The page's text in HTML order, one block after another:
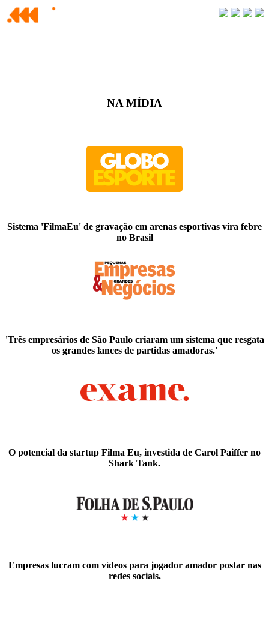
NA MÍDIA
Sistema 'FilmaEu' de gravação em arenas esportivas vira febre
no Brasil
'Três empresários de São Paulo criaram um sistema que resgata
os grandes lances de partidas amadoras.'
O potencial da startup Filma Eu, investida de Carol Paiffer no
Shark Tank.
Empresas lucram com vídeos para jogador amador postar nas
redes sociais.